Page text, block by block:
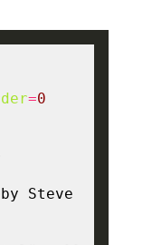
=0
by Steve